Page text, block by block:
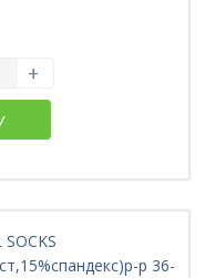
+
р 36-